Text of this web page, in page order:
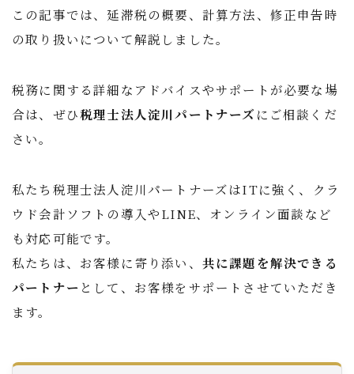
この記事では、延滞税の概要、計算方法、修正申告時
の取り扱いについて解説しました。
税務に関する詳細なアドバイスやサポートが必要な場
合は、ぜひ税理士法人淀川パートナーズ にご相談くだ
さい。
私たち税理士法人淀川パートナーズはITに強く、クラ
ウド会計ソフトの導入やLINE、オンライン面談など
も対応可能です。
私たちは、お客様に寄り添い、 共に課題を解決できる
パートナー として、お客様をサポートさせていただき
ます。